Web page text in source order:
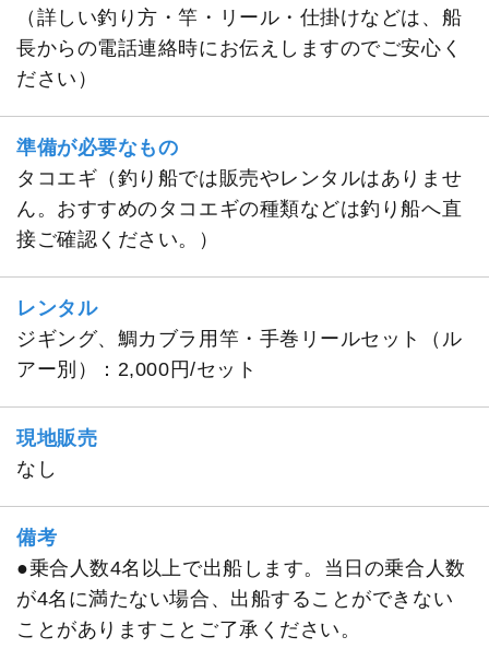
（詳しい釣り方・竿・リール・仕掛けなどは、船
長からの電話連絡時にお伝えしますのでご安心く
ださい）
準備が必要なもの
タコエギ（釣り船では販売やレンタルはありませ
ん。おすすめのタコエギの種類などは釣り船へ直
接ご確認ください。）
レンタル
ジギング、鯛カブラ用竿・手巻リールセット（ル
アー別）：2,000円/セット
現地販売
なし
備考
●乗合人数4名以上で出船します。当日の乗合人数
が4名に満たない場合、出船することができない
ことがありますことご了承ください。